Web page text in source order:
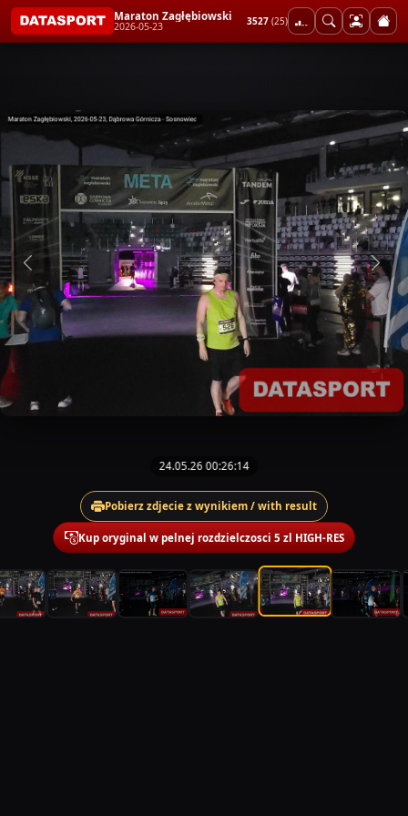
Maraton Zagłębiowski
2026-05-23 3527 (25)
24.05.26 00:26:14
Pobierz zdjecie z wynikiem / with result
Kup oryginal w pelnej rozdzielczosci 5 zl HIGH-RES